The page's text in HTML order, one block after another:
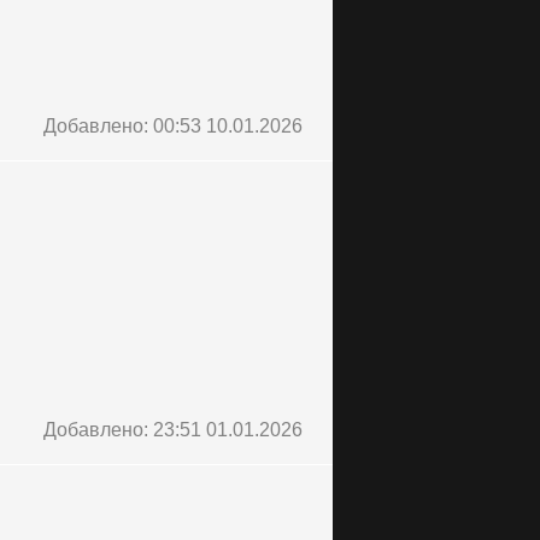
Добавлено: 00:53 10.01.2026
Добавлено: 23:51 01.01.2026